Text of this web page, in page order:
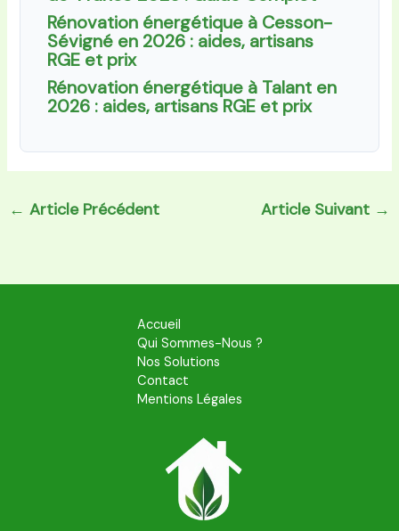
Rénovation énergétique à Cesson-
Sévigné en 2026 : aides, artisans
RGE et prix
Rénovation énergétique à Talant en
2026 : aides, artisans RGE et prix
← Article Précédent Article Suivant →
Accueil
Qui Sommes-Nous ?
Nos Solutions
Contact
Mentions Légales